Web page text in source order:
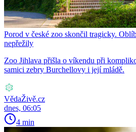
Porod v české zoo skončil tragicky.
nepřežily
Zoo Jihlava přišla o víkendu při
samici zebry Burchellovy i její mládě.
VědaŽivě.cz
dnes, 06:05
4 min